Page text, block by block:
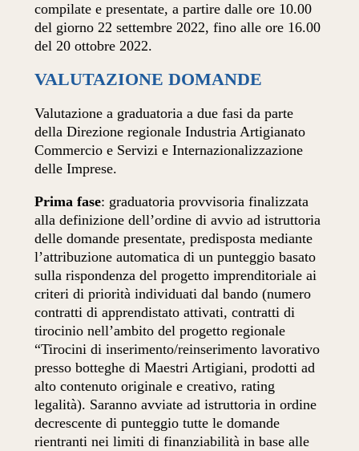
compilate e presentate, a partire dalle ore 10.00
del giorno 22 settembre 2022, fino alle ore 16.00
del 20 ottobre 2022.
VALUTAZIONE DOMANDE
Valutazione a graduatoria a due fasi da parte
della Direzione regionale Industria Artigianato
Commercio e Servizi e Internazionalizzazione
delle Imprese.
Prima fase: graduatoria provvisoria finalizzata
alla definizione dell’ordine di avvio ad istruttoria
delle domande presentate, predisposta mediante
l’attribuzione automatica di un punteggio basato
sulla rispondenza del progetto imprenditoriale ai
criteri di priorità individuati dal bando (numero
contratti di apprendistato attivati, contratti di
tirocinio nell’ambito del progetto regionale
“Tirocini di inserimento/reinserimento lavorativo
presso botteghe di Maestri Artigiani, prodotti ad
alto contenuto originale e creativo, rating
legalità). Saranno avviate ad istruttoria in ordine
decrescente di punteggio tutte le domande
rientranti nei limiti di finanziabilità in base alle